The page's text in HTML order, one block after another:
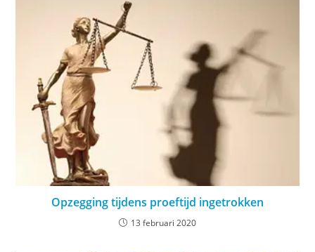
Opzegging tijdens proeftijd ingetrokken
13 februari 2020